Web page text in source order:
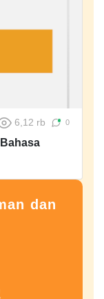
6,12 rb 0
dan